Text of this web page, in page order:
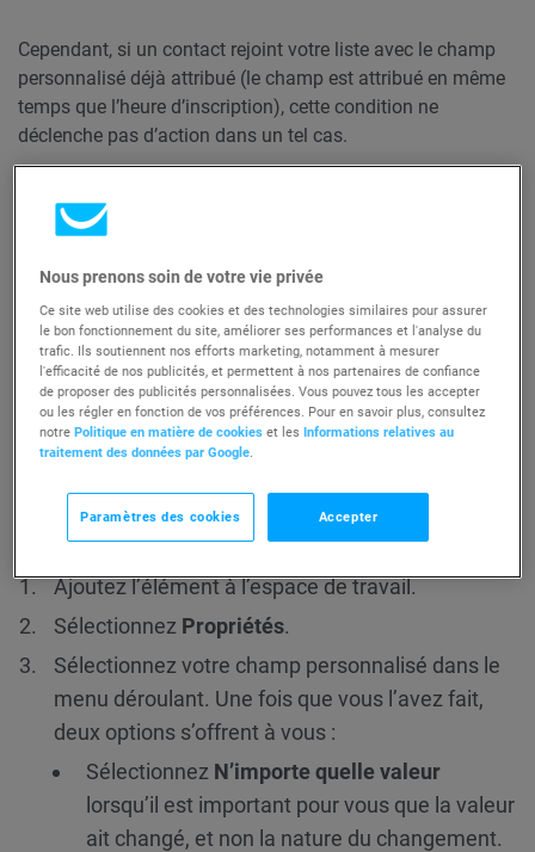
Cependant, si un contact rejoint votre liste avec le champ
personnalisé déjà attribué (le champ est attribué en même
temps que l’heure d’inscription), cette condition ne
déclenche pas d’action dans un tel cas.
Avant de commencer
vous pouvez le faire sousContacts>>Champs
personnalisés>>Ajouter un champ personnalisé. Vous ne
pouvez pas ajouter ou créer de nouveaux champs
personnalisés dans l’automatisation du marketing.
Comment configurer la condition
Champ personnalisé modifié ?
Pour définir la condition :
Ajoutez l’élément à l’espace de travail.
Sélectionnez Propriétés.
Sélectionnez votre champ personnalisé dans le
menu déroulant. Une fois que vous l’avez fait,
deux options s’offrent à vous :
Sélectionnez N’importe quelle valeur
lorsqu’il est important pour vous que la valeur
ait changé, et non la nature du changement.
Nous prenons soin de votre vie privée
Ce site web utilise des cookies et des technologies similaires pour assurer
le bon fonctionnement du site, améliorer ses performances et l'analyse du
trafic. Ils soutiennent nos efforts marketing, notamment à mesurer
l'efficacité de nos publicités, et permettent à nos partenaires de confiance
de proposer des publicités personnalisées. Vous pouvez tous les accepter
ou les régler en fonction de vos préférences. Pour en savoir plus, consultez
notrePolitique en matière de cookies et lesInformations relatives au
traitement des données par Google.
Paramètres des cookies Accepter